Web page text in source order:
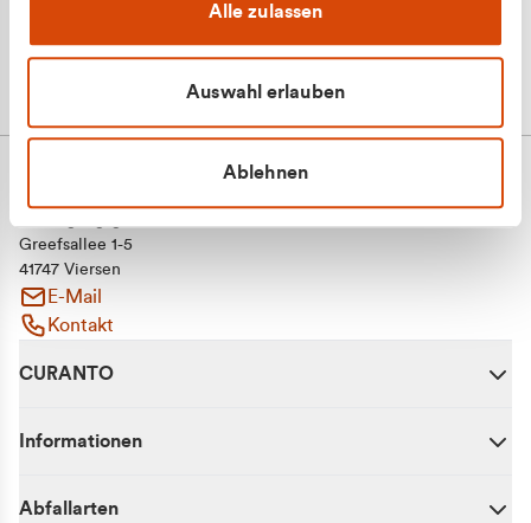
Alle zulassen
Auswahl erlauben
Ablehnen
Greefsallee 1-5
41747 Viersen
E-Mail
Kontakt
CURANTO
Informationen
Abfallarten